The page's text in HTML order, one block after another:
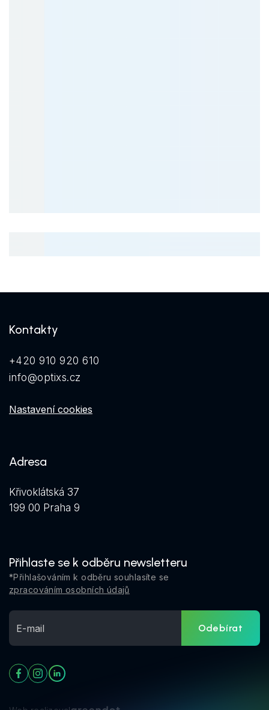
Kontakty
+420 910 920 610
info@optixs.cz
Nastavení cookies
Adresa
Křivoklátská 37
199 00 Praha 9
Přihlaste se k odběru newsletteru
*Přihlašováním k odběru souhlasíte se
zpracováním osobních údajů
Odebírat